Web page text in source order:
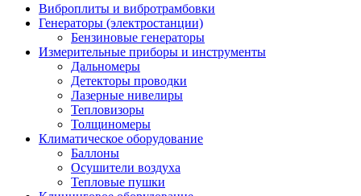
Виброплиты и вибротрамбовки
Генераторы (электростанции)
Бензиновые генераторы
Измерительные приборы и инструменты
Дальномеры
Детекторы проводки
Лазерные нивелиры
Тепловизоры
Толщиномеры
Климатическое оборудование
Баллоны
Осушители воздуха
Тепловые пушки